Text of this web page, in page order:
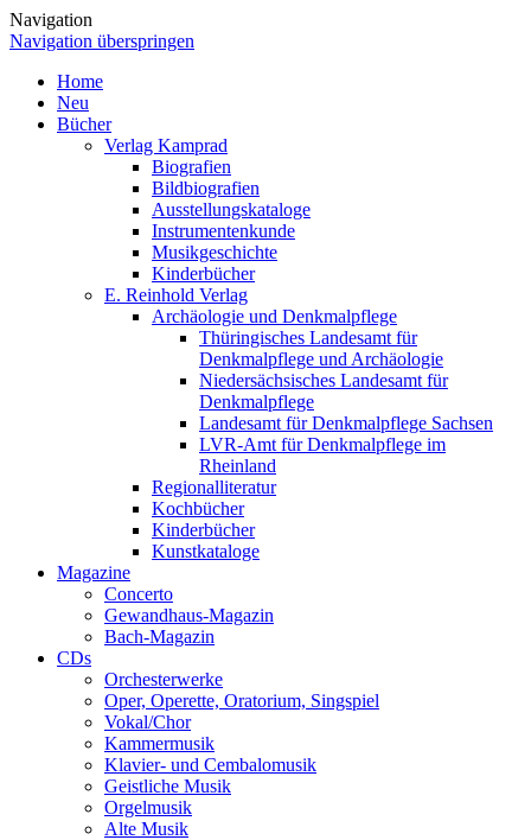
Navigation
Navigation überspringen
Home
Neu
Bücher
Verlag Kamprad
Biografien
Bildbiografien
Ausstellungskataloge
Instrumentenkunde
Musikgeschichte
Kinderbücher
E. Reinhold Verlag
Archäologie und Denkmalpflege
Thüringisches Landesamt für
Denkmalpflege und Archäologie
Niedersächsisches Landesamt für
Denkmalpflege
Landesamt für Denkmalpflege Sachsen
LVR-Amt für Denkmalpflege im
Rheinland
Regionalliteratur
Kochbücher
Kinderbücher
Kunstkataloge
Magazine
Concerto
Gewandhaus-Magazin
Bach-Magazin
CDs
Orchesterwerke
Oper, Operette, Oratorium, Singspiel
Vokal/Chor
Kammermusik
Klavier- und Cembalomusik
Geistliche Musik
Orgelmusik
Alte Musik